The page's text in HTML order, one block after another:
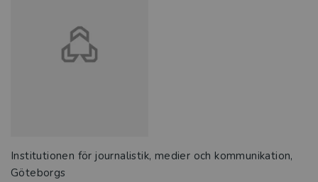
Institutionen för journalistik, medier och kommunikation,
Göteborgs